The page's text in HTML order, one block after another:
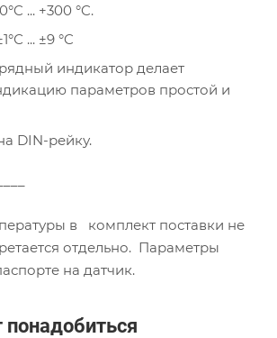
... +300 °C.
... ±9 °C
индикатор делает
параметров простой и
DIN-рейку.
в комплект поставки не
отдельно. Параметры
на датчик.